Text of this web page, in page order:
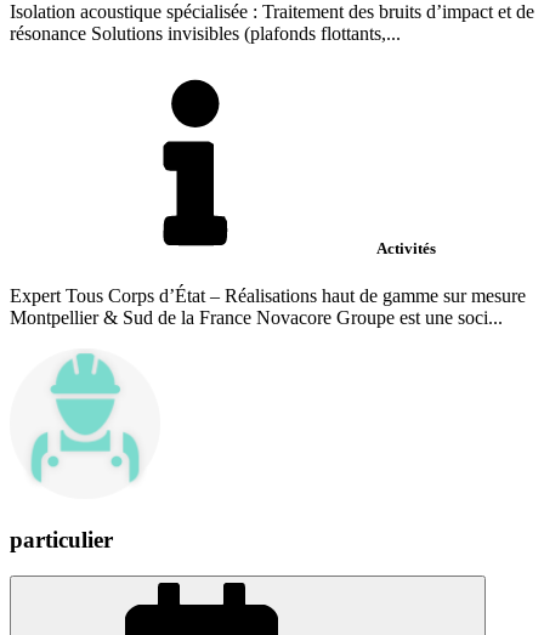
Isolation acoustique spécialisée : Traitement des bruits d’impact et de
résonance Solutions invisibles (plafonds flottants,...
Activités
Expert Tous Corps d’État – Réalisations haut de gamme sur mesure
Montpellier & Sud de la France Novacore Groupe est une soci...
particulier